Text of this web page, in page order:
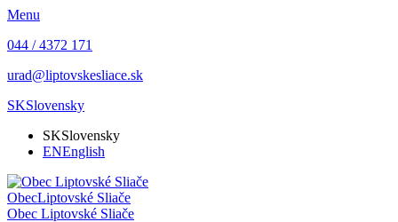
Menu
044 / 4372 171
urad@liptovskesliace.sk
SKSlovensky
SKSlovensky
ENEnglish
ObecLiptovské Sliače
Obec Liptovské Sliače